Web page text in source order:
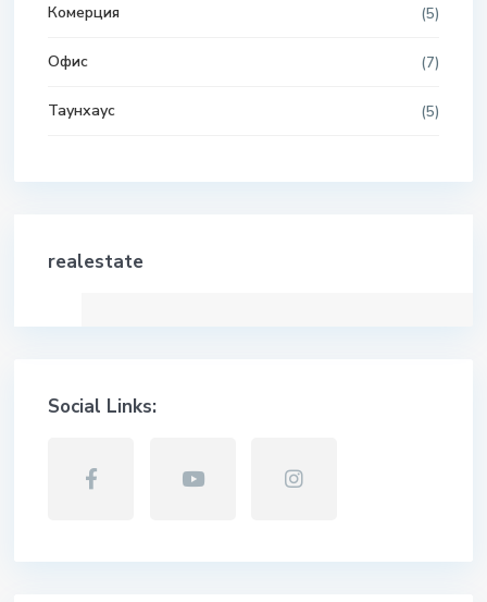
Комерция (5)
Офис (7)
Таунхаус (5)
realestate
Social Links: